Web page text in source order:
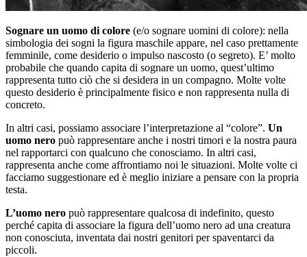
Sognare un uomo di colore (e/o sognare uomini di colore): nella
simbologia dei sogni la figura maschile appare, nel caso prettamente
femminile, come desiderio o impulso nascosto (o segreto). E’ molto
probabile che quando capita di sognare un uomo, quest’ultimo
rappresenta tutto ciò che si desidera in un compagno. Molte volte
questo desiderio è principalmente fisico e non rappresenta nulla di
concreto.
In altri casi, possiamo associare l’interpretazione al “colore”. Un
uomo nero può rappresentare anche i nostri timori e la nostra paura
nel rapportarci con qualcuno che conosciamo. In altri casi,
rappresenta anche come affrontiamo noi le situazioni. Molte volte ci
facciamo suggestionare ed è meglio iniziare a pensare con la propria
testa.
L’uomo nero può rappresentare qualcosa di indefinito, questo
perché capita di associare la figura dell’uomo nero ad una creatura
non conosciuta, inventata dai nostri genitori per spaventarci da
piccoli.